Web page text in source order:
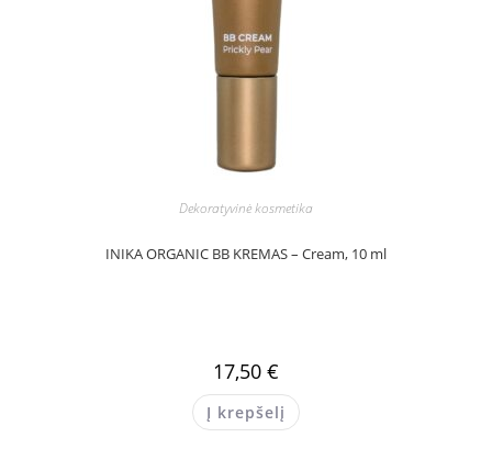
Dekoratyvinė kosmetika
INIKA ORGANIC BB KREMAS – Cream, 10 ml
17,50 €
Į krepšelį